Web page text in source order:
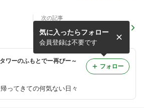
次の記事
ブラックホール？
ワーのふもとでー再びー～
ってきての何気ない日々
気に入ったらフォロー
会員登録は不要です
フォロー